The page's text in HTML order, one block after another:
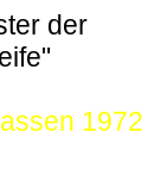
der
1972